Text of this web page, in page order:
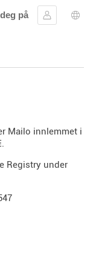
på
Logg inn
Mailo innlemmet i
Registry under